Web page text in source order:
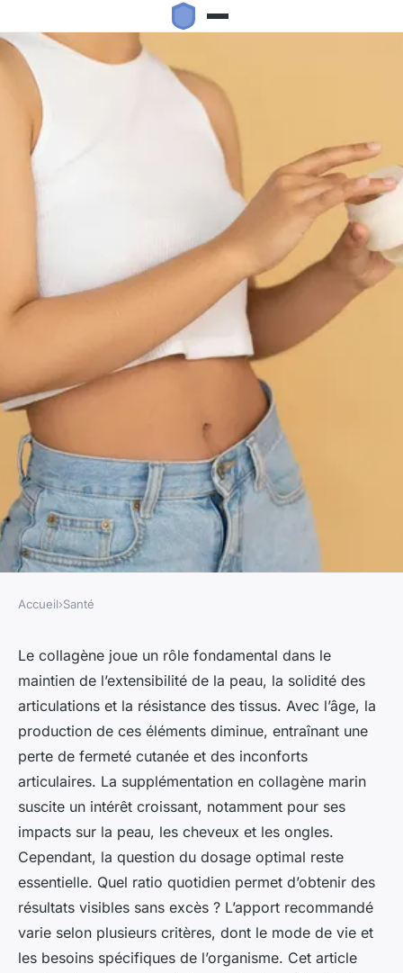
Quelle dose de collagène
marin devez-vous consommer
chaque jour ?
Mathieu• 14 mars 2025•5 min de lecture
Accueil›Santé
Le collagène joue un rôle fondamental dans le
maintien de l’extensibilité de la peau, la solidité des
articulations et la résistance des tissus. Avec l’âge, la
production de ces éléments diminue, entraînant une
perte de fermeté cutanée et des inconforts
articulaires. La supplémentation en collagène marin
suscite un intérêt croissant, notamment pour ses
impacts sur la peau, les cheveux et les ongles.
Cependant, la question du dosage optimal reste
essentielle. Quel ratio quotidien permet d’obtenir des
résultats visibles sans excès ? L’apport recommandé
varie selon plusieurs critères, dont le mode de vie et
les besoins spécifiques de l’organisme. Cet article